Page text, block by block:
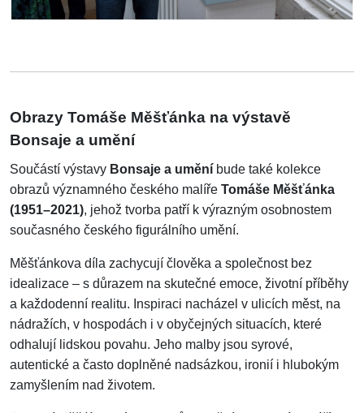
Obrazy Tomáše Měšťánka na výstavě
Bonsaje a umění
Součástí výstavy Bonsaje a umění bude také kolekce
obrazů významného českého malíře Tomáše Měšťánka
(1951–2021), jehož tvorba patří k výrazným osobnostem
současného českého figurálního umění.
Měšťánkova díla zachycují člověka a společnost bez
idealizace – s důrazem na skutečné emoce, životní příběhy
a každodenní realitu. Inspiraci nacházel v ulicích měst, na
nádražích, v hospodách i v obyčejných situacích, které
odhalují lidskou povahu. Jeho malby jsou syrové,
autentické a často doplněné nadsázkou, ironií i hlubokým
zamyšlením nad životem.